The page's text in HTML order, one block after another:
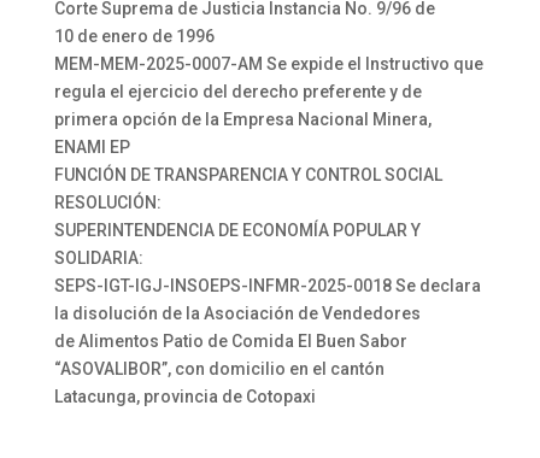
Corte Suprema de Justicia Instancia No. 9/96 de
10 de enero de 1996
MEM-MEM-2025-0007-AM Se expide el Instructivo que
regula el ejercicio del derecho preferente y de
primera opción de la Empresa Nacional Minera,
ENAMI EP
FUNCIÓN DE TRANSPARENCIA Y CONTROL SOCIAL
RESOLUCIÓN:
SUPERINTENDENCIA DE ECONOMÍA POPULAR Y
SOLIDARIA:
SEPS-IGT-IGJ-INSOEPS-INFMR-2025-0018 Se declara
la disolución de la Asociación de Vendedores
de Alimentos Patio de Comida El Buen Sabor
“ASOVALIBOR”, con domicilio en el cantón
Latacunga, provincia de Cotopaxi